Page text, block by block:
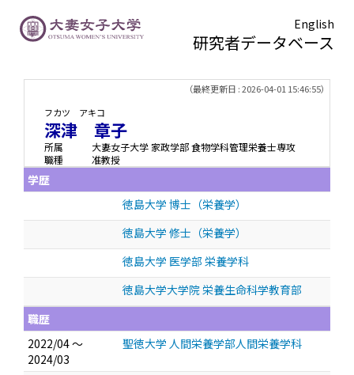
English
研究者データベース
（最終更新日 : 2026-04-01 15:46:55）
フカツ アキコ
深津 章子
所属
大妻女子大学 家政学部 食物学科管理栄養士専攻
職種
准教授
学歴
徳島大学 博士（栄養学）
徳島大学 修士（栄養学）
徳島大学 医学部 栄養学科
徳島大学大学院 栄養生命科学教育部
職歴
2022/04 ～
2024/03
聖徳大学 人間栄養学部人間栄養学科